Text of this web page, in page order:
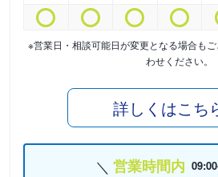
※営業日・相談可能日が変更となる場合も
わせください。
詳しくはこち
営業時間内